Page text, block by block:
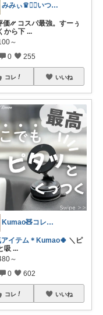
みみぃ♛👯‍♀️いつもありがとう🎪
⳼ コスパ最強。すーぅ
から下 ...
～
0 255
コレ いいね
Kumao🧸コレクションみてね✨
イテム＊Kumao🍀 ＼ピ
吸 ...
～
0 602
コレ いいね